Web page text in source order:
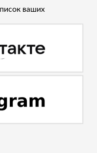
ваших